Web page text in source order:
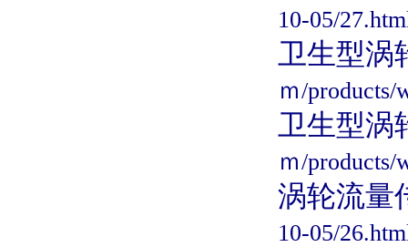
10-05/
卫生型
ｍ/
卫生型
ｍ/
涡轮流
10-05/